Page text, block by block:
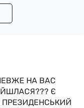
НА ВАС
Є
ПРЕЗИДЕНСЬКИЙ